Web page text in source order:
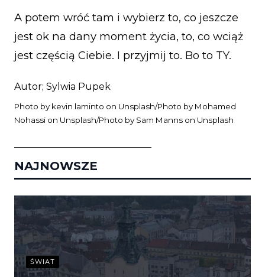
A potem wróć tam i wybierz to, co jeszcze
jest ok na dany moment życia, to, co wciąż
jest częścią Ciebie. I przyjmij to. Bo to TY.
Autor; Sylwia Pupek
Photo by kevin laminto on Unsplash/Photo by Mohamed
Nohassi on Unsplash/Photo by Sam Manns on Unsplash
NAJNOWSZE
ŚWIAT